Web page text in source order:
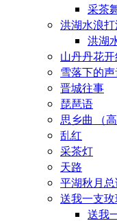
采茶
洪湖水浪
洪湖
山丹丹花
雪落下的
晋城往事
琵琶语
思乡曲 （
乱红
采茶灯
天路
平湖秋月
送我一支
送我